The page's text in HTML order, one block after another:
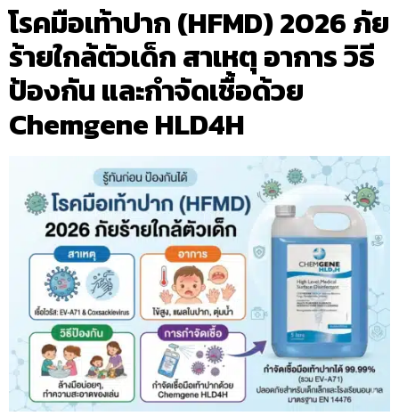
โรคมือเท้าปาก (HFMD) 2026 ภัย
ร้ายใกล้ตัวเด็ก สาเหตุ อาการ วิธี
ป้องกัน และกำจัดเชื้อด้วย
Chemgene HLD4H